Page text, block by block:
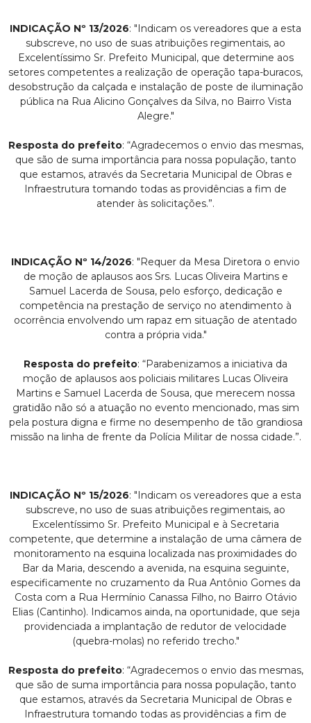
INDICAÇÃO Nº 13/2026: "Indicam os vereadores que a esta
subscreve, no uso de suas atribuições regimentais, ao
Excelentíssimo Sr. Prefeito Municipal, que determine aos
setores competentes a realização de operação tapa-buracos,
desobstrução da calçada e instalação de poste de iluminação
pública na Rua Alicino Gonçalves da Silva, no Bairro Vista
Alegre."
Resposta do prefeito: “Agradecemos o envio das mesmas,
que são de suma importância para nossa população, tanto
que estamos, através da Secretaria Municipal de Obras e
Infraestrutura tomando todas as providências a fim de
atender às solicitações.”.
INDICAÇÃO Nº 14/2026: "Requer da Mesa Diretora o envio
de moção de aplausos aos Srs. Lucas Oliveira Martins e
Samuel Lacerda de Sousa, pelo esforço, dedicação e
competência na prestação de serviço no atendimento à
ocorrência envolvendo um rapaz em situação de atentado
contra a própria vida."
Resposta do prefeito: “Parabenizamos a iniciativa da
moção de aplausos aos policiais militares Lucas Oliveira
Martins e Samuel Lacerda de Sousa, que merecem nossa
gratidão não só a atuação no evento mencionado, mas sim
pela postura digna e firme no desempenho de tão grandiosa
missão na linha de frente da Polícia Militar de nossa cidade.”.
INDICAÇÃO Nº 15/2026: "Indicam os vereadores que a esta
subscreve, no uso de suas atribuições regimentais, ao
Excelentíssimo Sr. Prefeito Municipal e à Secretaria
competente, que determine a instalação de uma câmera de
monitoramento na esquina localizada nas proximidades do
Bar da Maria, descendo a avenida, na esquina seguinte,
especificamente no cruzamento da Rua Antônio Gomes da
Costa com a Rua Hermínio Canassa Filho, no Bairro Otávio
Elias (Cantinho). Indicamos ainda, na oportunidade, que seja
providenciada a implantação de redutor de velocidade
(quebra-molas) no referido trecho."
Resposta do prefeito: “Agradecemos o envio das mesmas,
que são de suma importância para nossa população, tanto
que estamos, através da Secretaria Municipal de Obras e
Infraestrutura tomando todas as providências a fim de